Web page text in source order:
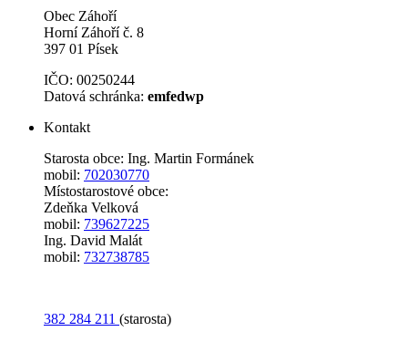
Obec Záhoří
Horní Záhoří č. 8
397 01 Písek
IČO: 00250244
Datová schránka: emfedwp
Kontakt
Starosta obce: Ing. Martin Formánek
mobil: 702030770
Místostarostové obce:
Zdeňka Velková
mobil: 739627225
Ing. David Malát
mobil: 732738785
382 284 211 (starosta)